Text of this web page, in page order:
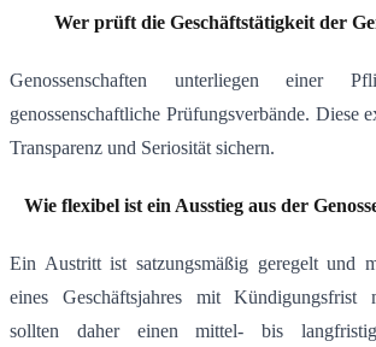
Wer prüft die Geschäftstätigkeit der
Genossenschaften unterliegen einer
genossenschaftliche Prüfungsverbände. Diese
Transparenz und Seriosität sichern.
Wie flexibel ist ein Ausstieg aus der
Ein Austritt ist satzungsmäßig geregelt und
eines Geschäftsjahres mit Kündigungsfrist
sollten daher einen mittel- bis